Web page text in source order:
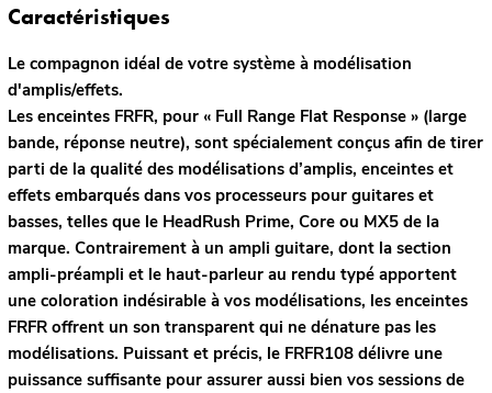
Caractéristiques
Le compagnon idéal de votre système à modélisation
d'amplis/effets.
Les enceintes FRFR, pour « Full Range Flat Response » (large
bande, réponse neutre), sont spécialement conçus afin de tirer
parti de la qualité des modélisations d’amplis, enceintes et
effets embarqués dans vos processeurs pour guitares et
basses, telles que le HeadRush Prime, Core ou MX5 de la
marque. Contrairement à un ampli guitare, dont la section
ampli-préampli et le haut-parleur au rendu typé apportent
une coloration indésirable à vos modélisations, les enceintes
FRFR offrent un son transparent qui ne dénature pas les
modélisations. Puissant et précis, le FRFR108 délivre une
puissance suffisante pour assurer aussi bien vos sessions de